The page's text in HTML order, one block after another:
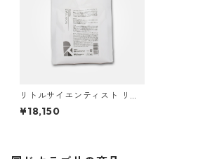
リトルサイエンティスト リケ
ラエマルジョン 1000g
¥18,150